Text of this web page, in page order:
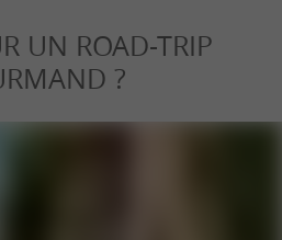
UN ROAD-TRIP
?